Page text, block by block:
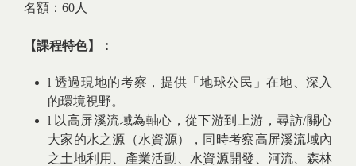
名額：60人
【課程特色】：
l 透過現地的考察，提供「地球公民」在地、深入
的環境視野。
l 以高屏溪流域為軸心，從下游到上游，尋訪/關心
大家的水之源（水資源），同時考察高屏溪流域內
之土地利用、產業活動、水資源開發、河流、森林